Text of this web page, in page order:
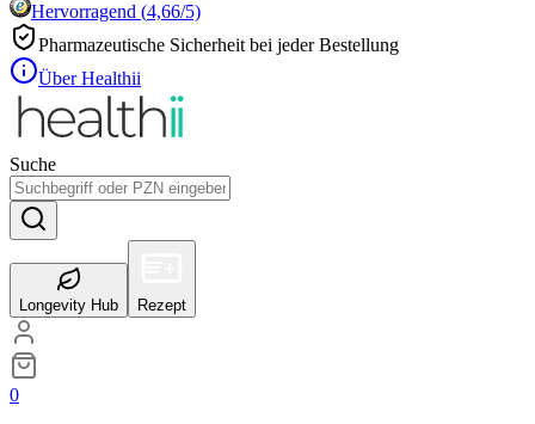
Hervorragend (4,66/5)
Pharmazeutische Sicherheit bei jeder Bestellung
Über Healthii
Suche
Longevity Hub Rezept
0